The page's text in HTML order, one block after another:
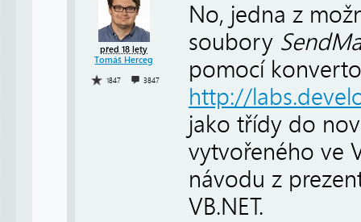
před 18 lety
Tomáš Herceg
1847 3847
No, jedna z
soubory
pomocí
http://
jako třídy do
vytvořeného ve
návodu z
VB.NET.